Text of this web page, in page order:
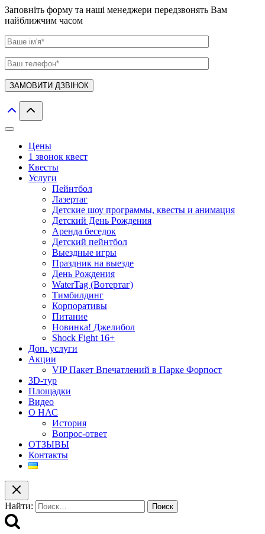
Заповніть форму та наші менеджери передзвонять Вам
найближчим часом
Цены
1 звонок квест
Квесты
Услуги
Пейнтбол
Лазертаг
Детские шоу программы, квесты и анимация
Детский День Рождения
Аренда беседок
Детский пейнтбол
Выездные игры
Праздник на выезде
День Рождения
WaterTag (Вотертаг)
Тимбилдинг
Корпоративы
Питание
Новинка! Джелибол
Shock Fight 16+
Доп. услуги
Акции
VIP Пакет Впечатлений в Парке Форпост
3D-тур
Площадки
Видео
О НАС
История
Вопрос-ответ
ОТЗЫВЫ
Контакты
Найти: